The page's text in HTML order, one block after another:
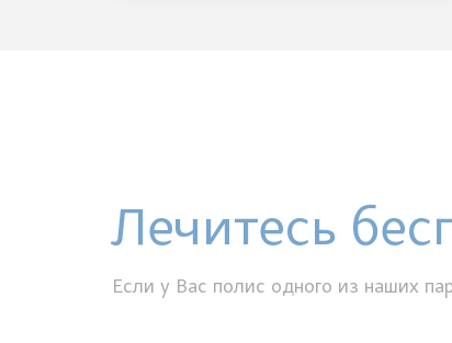
Лечитесь
Если у Вас полис одного из наших